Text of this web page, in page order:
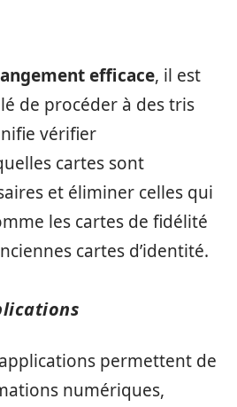
efficace, il est
de procéder à des tris
vérifier
cartes sont
et éliminer celles qui
les cartes de fidélité
cartes d’identité.
permettent de
numériques,